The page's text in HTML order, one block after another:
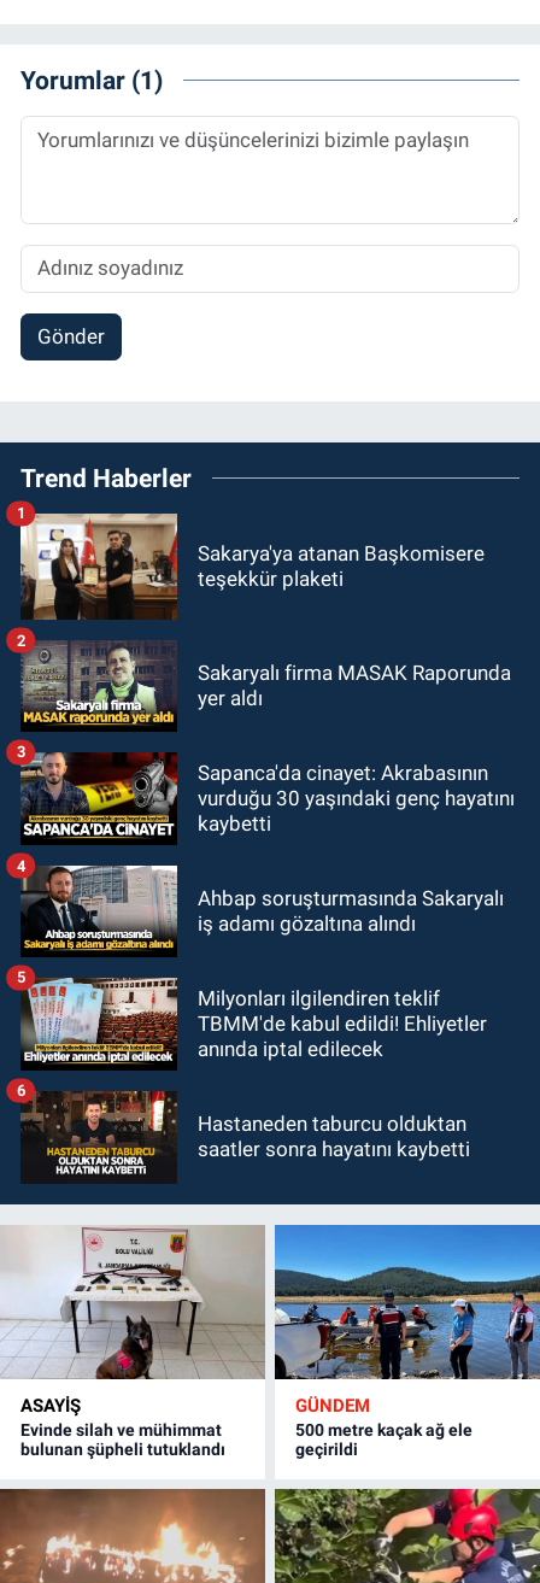
Yorumlar (1)
Gönder
Trend Haberler
Sakarya'ya atanan Başkomisere
teşekkür plaketi
1
Sakaryalı firma MASAK Raporunda
yer aldı
2
Sapanca'da cinayet: Akrabasının
vurduğu 30 yaşındaki genç hayatını
kaybetti
3
Ahbap soruşturmasında Sakaryalı
iş adamı gözaltına alındı
4
Milyonları ilgilendiren teklif
TBMM'de kabul edildi! Ehliyetler
anında iptal edilecek
5
Hastaneden taburcu olduktan
saatler sonra hayatını kaybetti
6
ASAYİŞ
Evinde silah ve mühimmat
bulunan şüpheli tutuklandı
GÜNDEM
500 metre kaçak ağ ele
geçirildi